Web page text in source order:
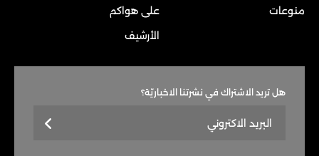
منوعات
على هواكم
الأرشيف
هل تريد الاشتراك في نشرتنا الاخباريّة؟